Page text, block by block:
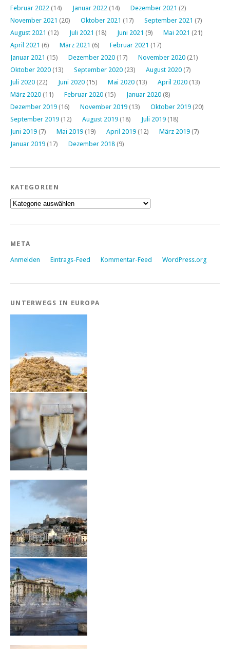
Februar 2022 (14) Januar 2022 (14) Dezember 2021 (2)
November 2021 (20) Oktober 2021 (17) September 2021 (7)
August 2021 (12) Juli 2021 (18) Juni 2021 (9) Mai 2021 (21)
April 2021 (6) März 2021 (6) Februar 2021 (17)
Januar 2021 (15) Dezember 2020 (17) November 2020 (21)
Oktober 2020 (13) September 2020 (23) August 2020 (7)
Juli 2020 (22) Juni 2020 (15) Mai 2020 (13) April 2020 (13)
März 2020 (11) Februar 2020 (15) Januar 2020 (8)
Dezember 2019 (16) November 2019 (13) Oktober 2019 (20)
September 2019 (12) August 2019 (18) Juli 2019 (18)
Juni 2019 (7) Mai 2019 (19) April 2019 (12) März 2019 (7)
Januar 2019 (17) Dezember 2018 (9)
KATEGORIEN
Kategorien
META
Anmelden Eintrags-Feed Kommentar-Feed WordPress.org
UNTERWEGS IN EUROPA